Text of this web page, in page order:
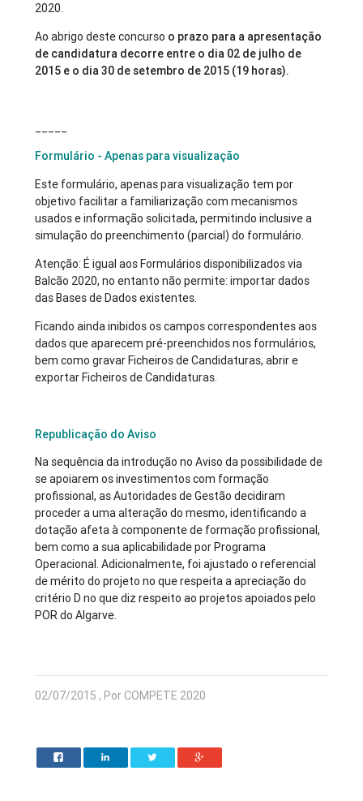
2020.
Ao abrigo deste concurso o prazo para a apresentação
de candidatura decorre entre o dia 02 de julho de
2015 e o dia 30 de setembro de 2015 (19 horas).
Formulário - Apenas para visualização
Este formulário, apenas para visualização tem por
objetivo facilitar a familiarização com mecanismos
usados e informação solicitada, permitindo inclusive a
simulação do preenchimento (parcial) do formulário.
Atenção: É igual aos Formulários disponibilizados via
Balcão 2020, no entanto não permite: importar dados
das Bases de Dados existentes.
Ficando ainda inibidos os campos correspondentes aos
dados que aparecem pré-preenchidos nos formulários,
bem como gravar Ficheiros de Candidaturas, abrir e
exportar Ficheiros de Candidaturas.
Republicação do Aviso
Na sequência da introdução no Aviso da possibilidade de
se apoiarem os investimentos com formação
profissional, as Autoridades de Gestão decidiram
proceder a uma alteração do mesmo, identificando a
dotação afeta à componente de formação profissional,
bem como a sua aplicabilidade por Programa
Operacional. Adicionalmente, foi ajustado o referencial
de mérito do projeto no que respeita a apreciação do
critério D no que diz respeito ao projetos apoiados pelo
POR do Algarve.
02/07/2015 , Por COMPETE 2020